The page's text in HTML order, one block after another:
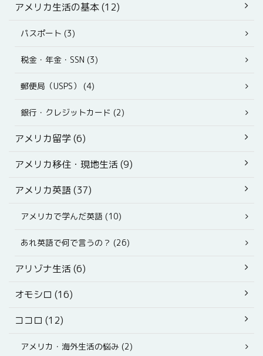
アメリカ生活の基本 (12)
パスポート (3)
税金・年金・SSN (3)
郵便局（USPS） (4)
銀行・クレジットカード (2)
アメリカ留学 (6)
アメリカ移住・現地生活 (9)
アメリカ英語 (37)
アメリカで学んだ英語 (10)
あれ英語で何で言うの？ (26)
アリゾナ生活 (6)
オモシロ (16)
ココロ (12)
アメリカ・海外生活の悩み (2)